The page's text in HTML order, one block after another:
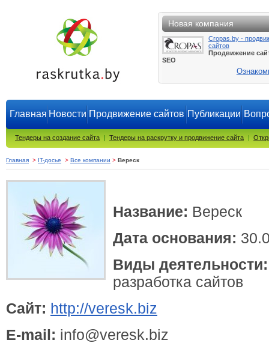
Новая компания
Cropas.by -
сайтов
Продвижение
SEO
Главная Новости Продвижение сайтов Публикации
Тендеры на создание сайта | Тендеры на раскрутку и продвижение сайта |
Главная > IT-досье > Все компании > Вереск
Название: Вереск
Дата основания:
Виды деятельности:
разработка сайтов
Сайт: http://veresk.biz
E-mail: info@veresk.biz